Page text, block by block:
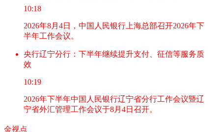
10:18
2026年8月4日，中国人民银行上海总部召开2026年下
半年工作会议。
央行辽宁分行：下半年继续提升支付、征信等服务质
效
10:19
2026年下半年中国人民银行辽宁省分行工作会议暨辽
宁省外汇管理工作会议于8月4日召开。
金视点